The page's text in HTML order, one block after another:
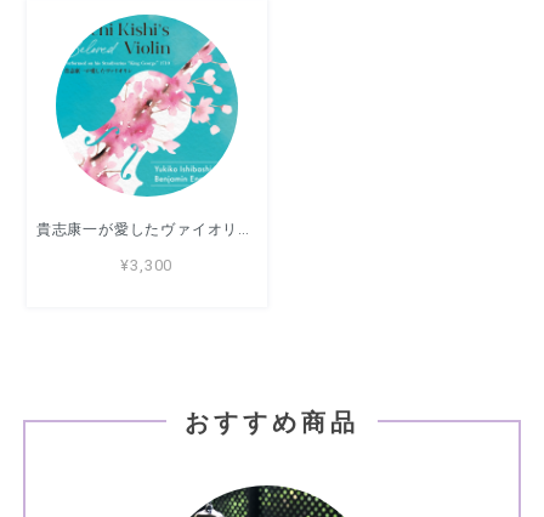
貴志康一が愛したヴァイオリン 石橋幸子（ヴァイオリン）、ベンジャミン・エンゲリ（ピアノ）
¥3,300
おすすめ商品